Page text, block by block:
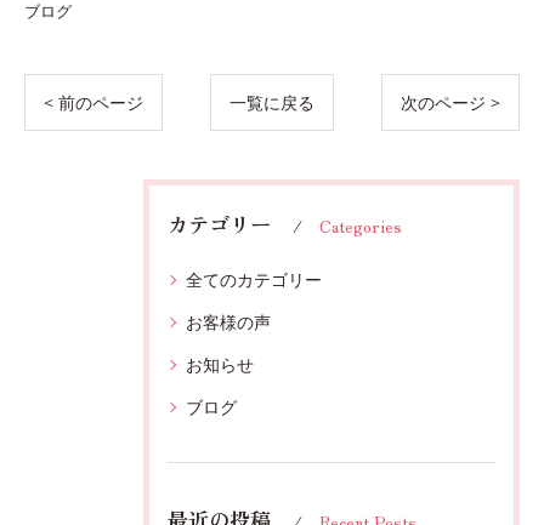
ブログ
< 前のページ 一覧に戻る 次のページ >
カテゴリー Categories
全てのカテゴリー
お客様の声
お知らせ
ブログ